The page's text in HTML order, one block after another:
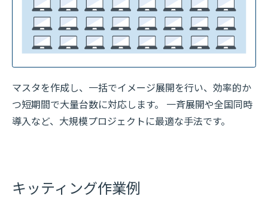
マスタを作成し、一括でイメージ展開を行い、効率的か
つ短期間で大量台数に対応します。 一斉展開や全国同時
導入など、大規模プロジェクトに最適な手法です。
キッティング作業例